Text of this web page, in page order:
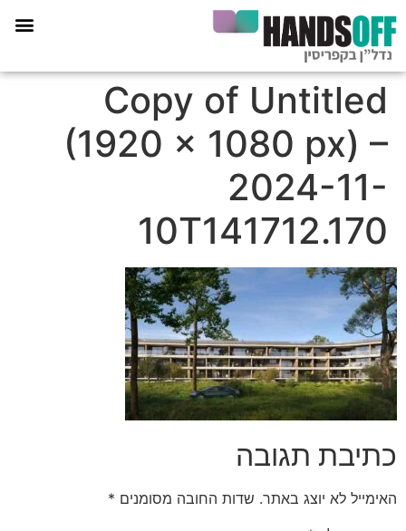
Copy of Untitled
(1920 × 1080 px) –
2024-11-
10T141712.170
כתיבת תגובה
האימייל לא יוצג באתר. שדות החובה מסומנים *